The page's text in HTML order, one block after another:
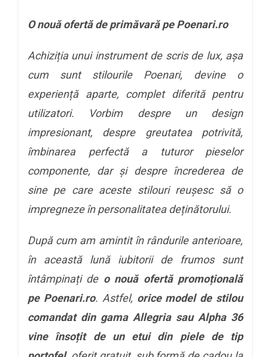
O nouă ofertă de primăvară pe Poenari.ro
Achiziția unui instrument de scris de lux, așa
cum sunt stilourile Poenari, devine o
experiență aparte, complet diferită pentru
utilizatori. Vorbim despre un design
impresionant, despre greutatea potrivită,
îmbinarea perfectă a tuturor pieselor
componente, dar și despre încrederea de
sine pe care aceste stilouri reușesc să o
impregneze în personalitatea deținătorului.
După cum am amintit în rândurile anterioare,
în această lună iubitorii de frumos sunt
întâmpinați deo nouă ofertă promoțională
pe Poenari.ro. Astfel, orice model de stilou
comandat din gama Allegria sau Alpha 36
vine însoțit de un etui din piele de tip